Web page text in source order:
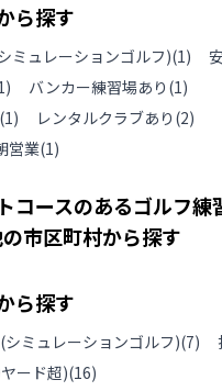
ら探す
ミュレーションゴルフ)(1)
) バンカー練習場あり (1)
(1) レンタルクラブあり (2)
営業(1)
コースのあるゴルフ練
市区町村から探す
ら探す
シミュレーションゴルフ)(7)
ード超)(16)